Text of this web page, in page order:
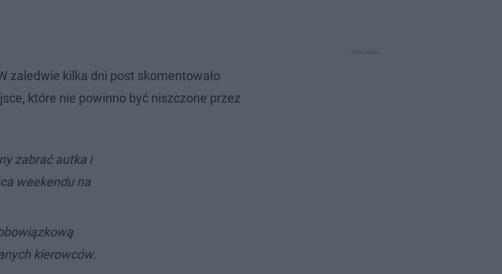
zaledwie kilka dni post skomentowało
które nie powinno być niszczone przez
zabrać autka i
weekendu na
kierowców.